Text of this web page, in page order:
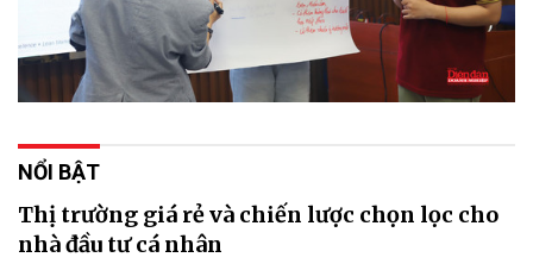
NỔI BẬT
Thị trường giá rẻ và chiến lược chọn lọc cho
nhà đầu tư cá nhân